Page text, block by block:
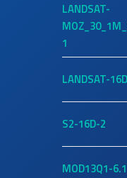
LANDSAT-
1
LANDSAT-
S2-16D-2
MOD13Q1-6.1